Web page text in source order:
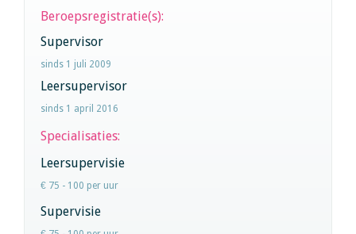
Beroepsregistratie(s):
Supervisor
sinds 1 juli 2009
Leersupervisor
sinds 1 april 2016
Specialisaties:
Leersupervisie
€ 75 - 100 per uur
Supervisie